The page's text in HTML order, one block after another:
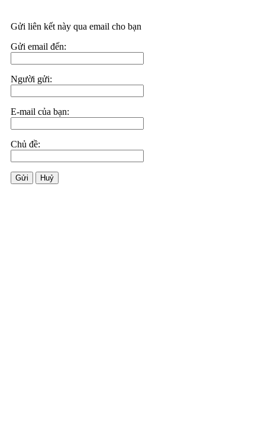
Gửi liên kết này qua email cho bạn
Gửi email đến:
Người gửi:
E-mail của bạn:
Chủ đề:
Gửi Huỷ